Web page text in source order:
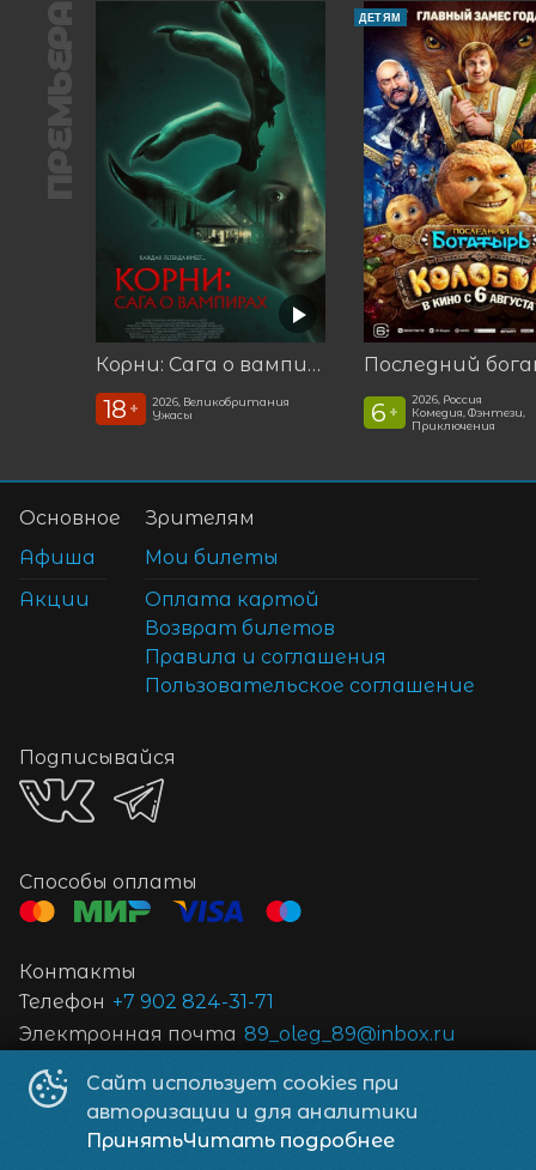
ПРЕМЬЕРА
Корни: Сага о вампирах
18 +
2026, Великобритания
Ужасы
ДЕТЯМ
6 +
2026, Россия
Комедия, Фэнтези,
Приключения
Сайт использует cookies при
авторизации и для аналитики
ПринятьЧитать подробнее
Основное
Афиша
Акции
Зрителям
Мои билеты
Оплата картой
Возврат билетов
Правила и соглашения
Пользовательское соглашение
Подписывайся
Способы оплаты
Контакты
Телефон +7 902 824-31-71
Электронная почта 89_oleg_89@inbox.ru
Кинотеатр «Пандора»© 2026
Powered byp24.app